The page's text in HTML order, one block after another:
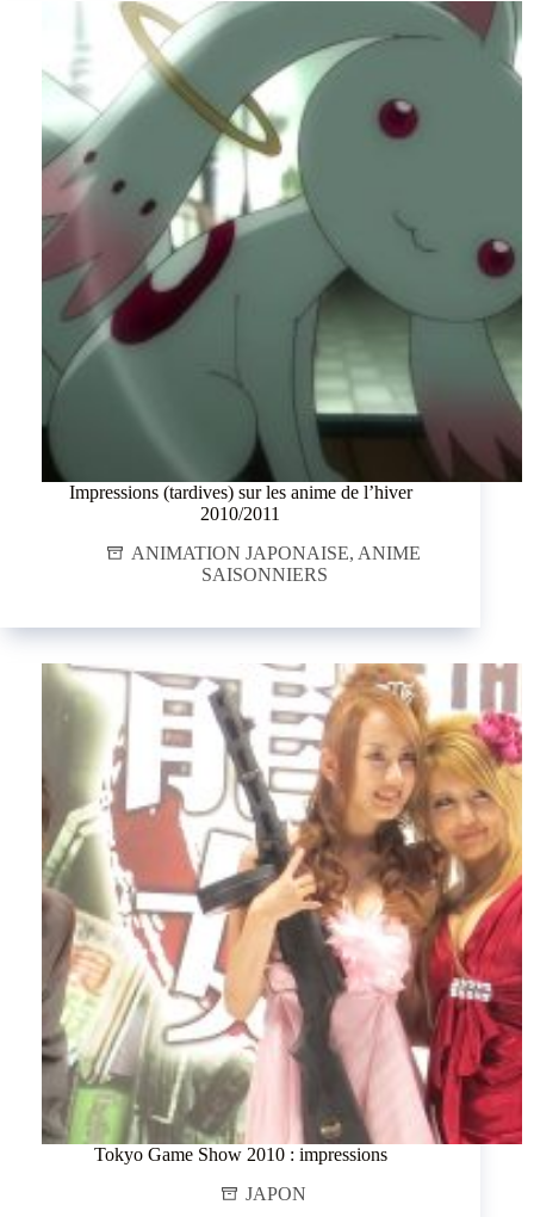
Impressions (tardives) sur les anime de l’hiver
2010/2011
ANIMATION JAPONAISE, ANIME
SAISONNIERS
Tokyo Game Show 2010 : impressions
JAPON